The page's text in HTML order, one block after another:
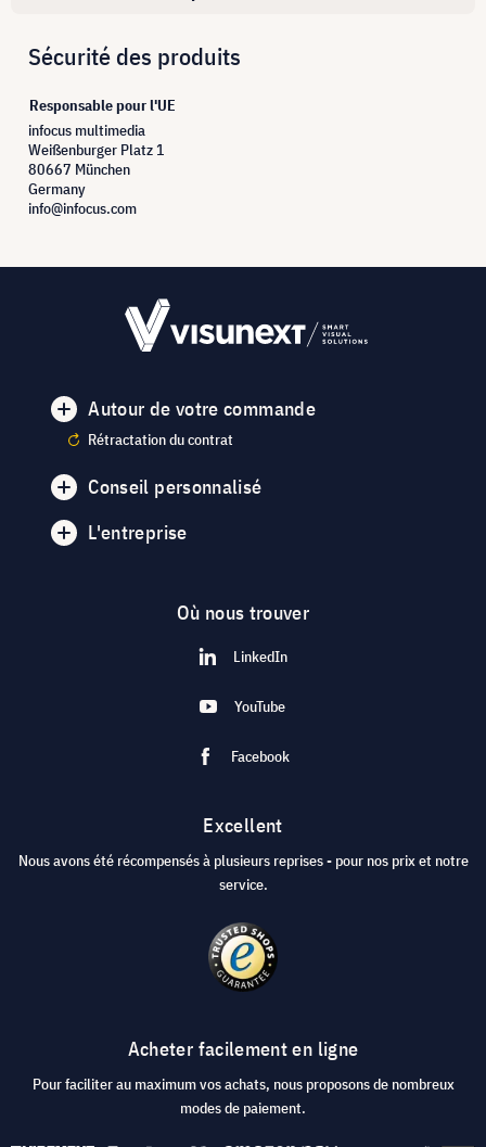
Sécurité des produits
Responsable pour l'UE
infocus multimedia
Weißenburger Platz 1
80667 München
Germany
info@infocus.com
Autour de votre commande
Rétractation du contrat
Conseil personnalisé
L'entreprise
Où nous trouver
LinkedIn
YouTube
Facebook
Excellent
Nous avons été récompensés à plusieurs reprises - pour nos prix et notre
service.
Acheter facilement en ligne
Pour faciliter au maximum vos achats, nous proposons de nombreux
modes de paiement.